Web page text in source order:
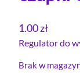
1.00zł
Regulator do
Brak w